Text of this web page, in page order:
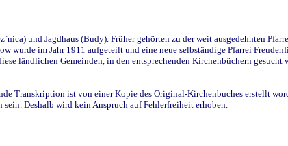
und Jagdhaus (Budy). Früher gehörten zu der weit ausgedehnten
wurde im Jahr 1911 aufgeteilt und eine neue selbständige Pfarrei
ländlichen Gemeinden, in den entsprechenden Kirchenbüchern gesucht
Transkription ist von einer Kopie des Original-Kirchenbuches erstellt
Deshalb wird kein Anspruch auf Fehlerfreiheit erhoben.